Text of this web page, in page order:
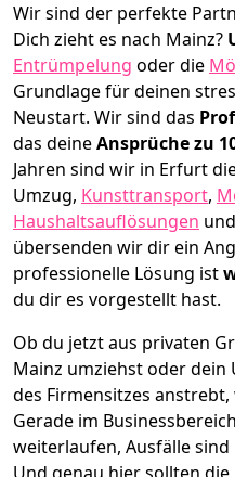
Wir sind der perfekte
Dich zieht es nach Mainz?
Entrümpelung oder die
Grundlage für deinen
Neustart. Wir sind das
das deineAnsprüche zu
Jahren sind wir in Erfurt
Umzug, Kunsttransport,
Haushaltsauflösungen und
übersenden wir dir ein
professionelle Lösung ist
du dir es vorgestellt hast.
Ob du jetzt aus privaten
Mainz umziehst oder dein
des Firmensitzes
Gerade im
weiterlaufen, Ausfälle